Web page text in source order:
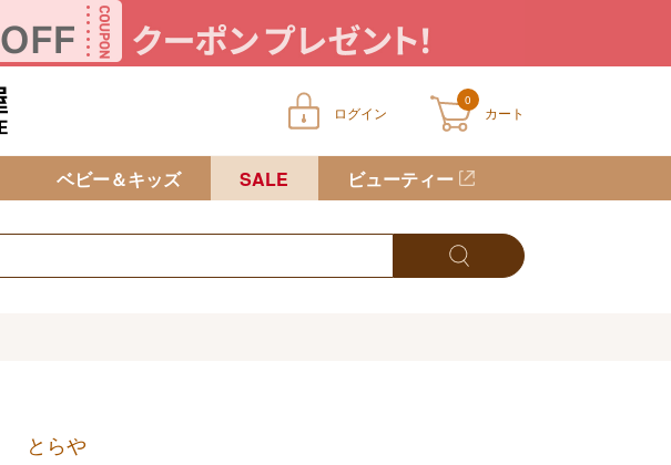
ログイン
0
カート
カートに商品が入っていません
ベビー＆キッズ SALE ビューティー
とらや